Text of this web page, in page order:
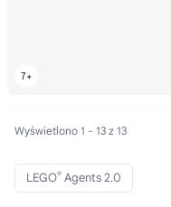
Wyświetlono 1 - 13 z 13
LEGO® Agents 2.0